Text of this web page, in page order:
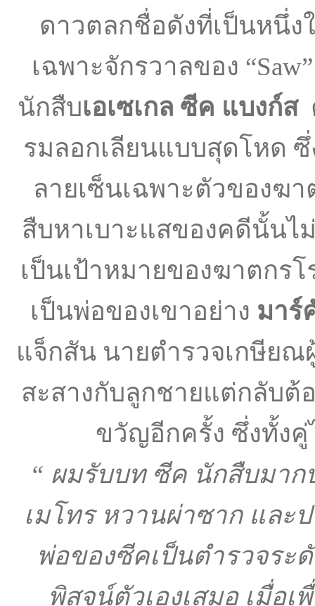
ดาวตลกชื่อดังที่เป็นหนึ่
เฉพาะจักรวาลของ
นักสืบเอเซเกล ซีค แบงก์ส
รมลอกเลียนแบบสุดโหด
ลายเซ็นเฉพาะตัวของฆ
สืบหาเบาะแสของคดีนั้นไ
เป็นเป้าหมายของฆาตกร
เป็นพ่อของเขาอย่าง มาร์
แจ็กสัน นายตำรวจเกษีย
สะสางกับลูกชายแต่กลับต้
ขวัญอีกครั้ง ซึ่งทั้งคู่
“ ผมรับบท ซีค นักสืบมา
เมโทร หวานผ่าซาก และ
พ่อของซีคเป็นตำรวจระ
พิสูจน์ตัวเองเสมอ เมื่อ